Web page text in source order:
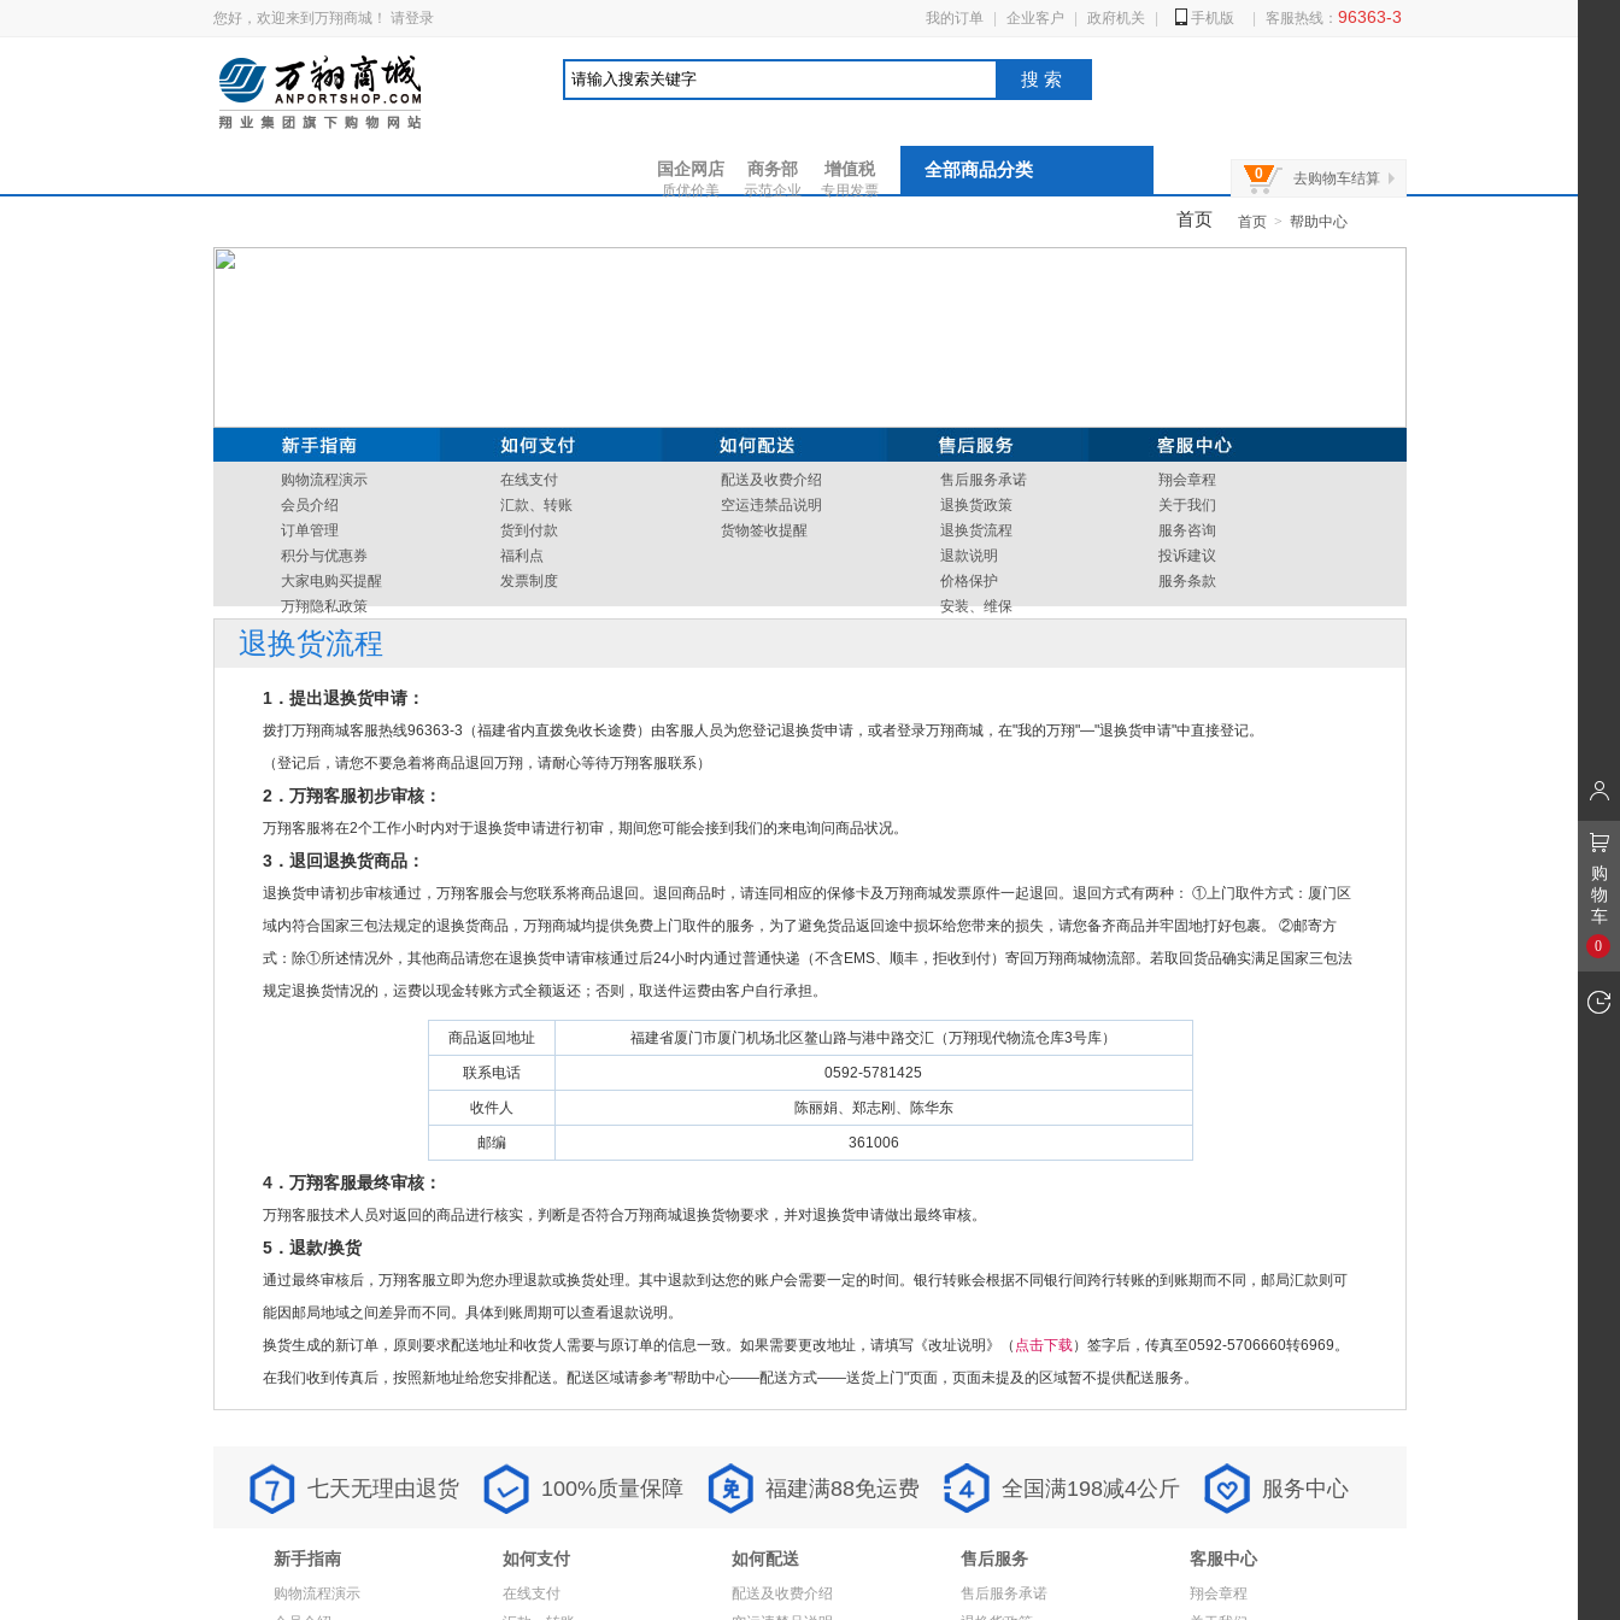
您好，欢迎来到万翔商城！ 请登录 我的订单 企业客户 政府机关 手机版 客服热线： 96363-3
搜索
国企网店
质优价美
商务部
示范企业
增值税
专用发票
0 去购物车结算
全部商品分类
首页 首页 > 帮助中心
购物流程演示
会员介绍
订单管理
积分与优惠券
大家电购买提醒
万翔隐私政策
在线支付
汇款、转账
货到付款
福利点
发票制度
配送及收费介绍
空运违禁品说明
货物签收提醒
售后服务承诺
退换货政策
退换货流程
退款说明
价格保护
安装、维保
翔会章程
关于我们
服务咨询
投诉建议
服务条款
退换货流程
1．提出退换货申请：
拨打万翔商城客服热线96363-3（福建省内直拨免收长途费）由客服人员为您登记退换货申请，或者登录万翔商城，在"我的万翔"—"退换货申请"中直接登记。
（登记后，请您不要急着将商品退回万翔，请耐心等待万翔客服联系）
2．万翔客服初步审核：
万翔客服将在2个工作小时内对于退换货申请进行初审，期间您可能会接到我们的来电询问商品状况。
3．退回退换货商品：
退换货申请初步审核通过，万翔客服会与您联系将商品退回。退回商品时，请连同相应的保修卡及万翔商城发票原件一起退回。退回方式有两种： ①上门取件方式：厦门区
域内符合国家三包法规定的退换货商品，万翔商城均提供免费上门取件的服务，为了避免货品返回途中损坏给您带来的损失，请您备齐商品并牢固地打好包裹。 ②邮寄方
式：除①所述情况外，其他商品请您在退换货申请审核通过后24小时内通过普通快递（不含EMS、顺丰，拒收到付）寄回万翔商城物流部。若取回货品确实满足国家三包法
规定退换货情况的，运费以现金转账方式全额返还；否则，取送件运费由客户自行承担。
商品返回地址 福建省厦门市厦门机场北区鳌山路与港中路交汇（万翔现代物流仓库3号库）
联系电话 0592-5781425
收件人 陈丽娟、郑志刚、陈华东
邮编 361006
4．万翔客服最终审核：
万翔客服技术人员对返回的商品进行核实，判断是否符合万翔商城退换货物要求，并对退换货申请做出最终审核。
5．退款/换货
通过最终审核后，万翔客服立即为您办理退款或换货处理。其中退款到达您的账户会需要一定的时间。银行转账会根据不同银行间跨行转账的到账期而不同，邮局汇款则可
能因邮局地域之间差异而不同。具体到账周期可以查看退款说明。
换货生成的新订单，原则要求配送地址和收货人需要与原订单的信息一致。如果需要更改地址，请填写《改址说明》（ 点击下载）签字后，传真至0592-5706660转6969。
在我们收到传真后，按照新地址给您安排配送。配送区域请参考"帮助中心——配送方式——送货上门"页面，页面未提及的区域暂不提供配送服务。
七天无理由退货 100%质量保障 福建满88免运费 全国满198减4公斤 服务中心
新手指南
购物流程演示
如何支付
在线支付
如何配送
配送及收费介绍
售后服务
售后服务承诺
客服中心
翔会章程
购
物
车
0